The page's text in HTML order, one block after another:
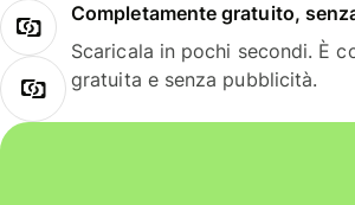
Completamente gratuito,
Scaricala in pochi secondi. È
gratuita e senza pubblicità.